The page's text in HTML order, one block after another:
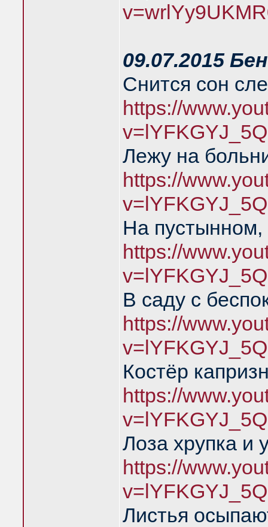
09.07.2015
Снится сон
https://
Лежу на
https://
На пустынном,
https://
В саду с
https://
Костёр
https://
Лоза хрупка и
https://
Листья